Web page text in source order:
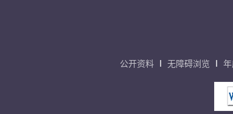
公开资料 无障碍浏览 年